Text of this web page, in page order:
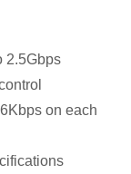
2.5Gbps
on each